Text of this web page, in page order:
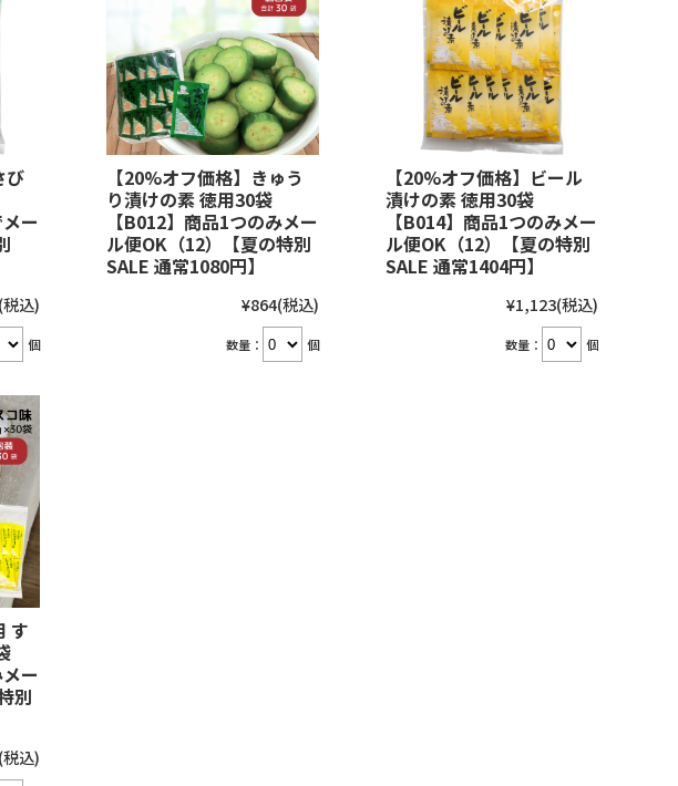
び
ー
(税込)
個
【20%オフ価格】きゅう
り漬けの素 徳用30袋
【B012】商品1つのみメー
ル便OK（12）【夏の特別
SALE 通常1080円】
¥864(税込)
数量： 個
【20%オフ価格】ビール
漬けの素 徳用30袋
【B014】商品1つのみメー
ル便OK（12）【夏の特別
SALE 通常1404円】
¥1,123(税込)
数量： 個
す
ー
別
(税込)